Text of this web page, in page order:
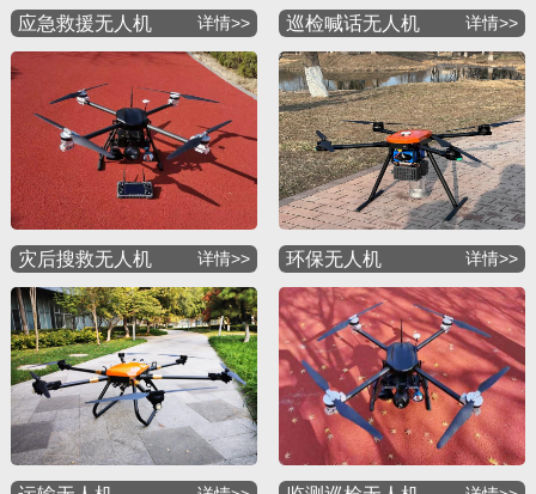
应急救援无人机 详情>> 巡检喊话无人机 详情>>
灾后搜救无人机 详情>> 环保无人机 详情>>